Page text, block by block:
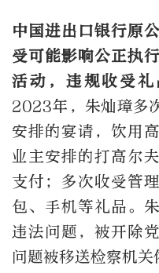
中国进出口银行原
受可能影响公正执
活动，违规收受礼
2023年，朱灿璋多
安排的宴请，饮用
业主安排的打高尔
支付；多次收受管
包、手机等礼品。
违法问题，被开除
问题被移送检察机关